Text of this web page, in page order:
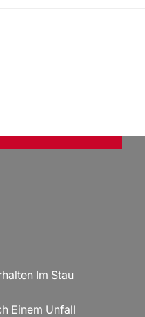
Im Stau
Einem Unfall